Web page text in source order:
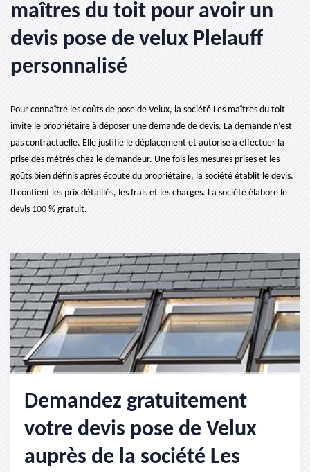
maîtres du toit pour avoir un
devis pose de velux Plelauff
personnalisé
Pour connaître les coûts de pose de Velux, la société Les maîtres du toit
invite le propriétaire à déposer une demande de devis. La demande n’est
pas contractuelle. Elle justifie le déplacement et autorise à effectuer la
prise des métrés chez le demandeur. Une fois les mesures prises et les
goûts bien définis après écoute du propriétaire, la société établit le devis.
Il contient les prix détaillés, les frais et les charges. La société élabore le
devis 100 % gratuit.
Demandez gratuitement
votre devis pose de Velux
auprès de la société Les